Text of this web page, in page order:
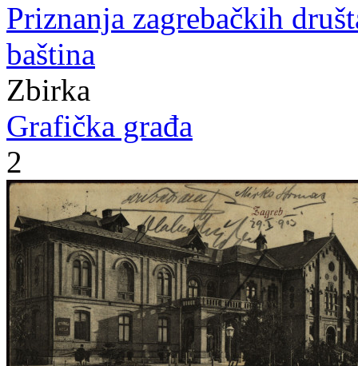
Priznanja zagrebačkih
baština
Zbirka
Grafička građa
2